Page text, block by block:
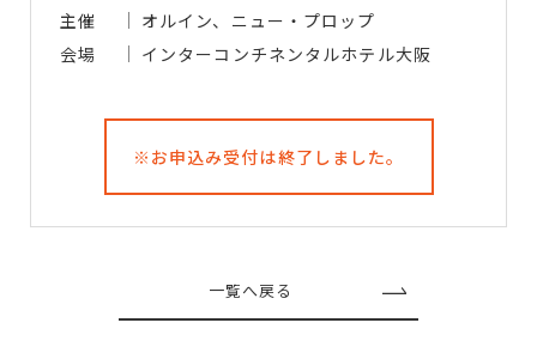
主催
オルイン、ニュー・プロップ
会場
インターコンチネンタルホテル大阪
※お申込み受付は終了しました。
一覧へ戻る